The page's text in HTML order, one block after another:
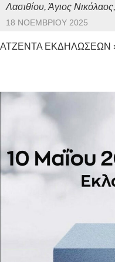
Λασιθίου, Άγιος
18 ΝΟΕΜΒΡΊΟΥ 2025
ΑΤΖΕΝΤΑ ΕΚΔΗΛΩΣΕΩΝ